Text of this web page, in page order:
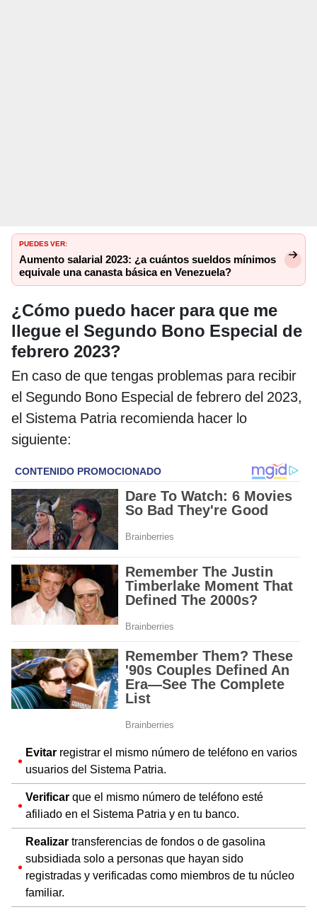
PUEDES VER:
Aumento salarial 2023: ¿a cuántos sueldos mínimos
equivale una canasta básica en Venezuela?
¿Cómo puedo hacer para que me
llegue el Segundo Bono Especial de
febrero 2023?
En caso de que tengas problemas para recibir
el Segundo Bono Especial de febrero del 2023,
el Sistema Patria recomienda hacer lo
siguiente:
Evitar registrar el mismo número de teléfono en varios
usuarios del Sistema Patria.
Verificar que el mismo número de teléfono esté
afiliado en el Sistema Patria y en tu banco.
Realizar transferencias de fondos o de gasolina
subsidiada solo a personas que hayan sido
registradas y verificadas como miembros de tu núcleo
familiar.